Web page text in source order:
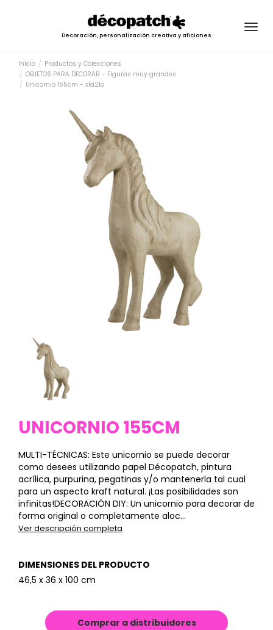
Decoración, personalización creativa y aficiones
Inicio
Productos y Colecciones
OBJETOS PARA DECORAR - Figuras muy grandes
Unicornio 155cm - xla21o
UNICORNIO 155CM
MULTI-TÉCNICAS: Este unicornio se puede decorar
como desees utilizando papel Décopatch, pintura
acrílica, purpurina, pegatinas y/o mantenerla tal cual
para un aspecto kraft natural. ¡Las posibilidades son
infinitas!DECORACIÓN DIY: Un unicornio para decorar de
forma original o completamente aloc...
Ver descripción completa
DIMENSIONES DEL PRODUCTO
46,5 x 36 x 100 cm
Comprar a distribuidores